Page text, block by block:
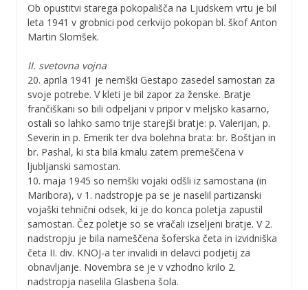
Ob opustitvi starega pokopališča na Ljudskem vrtu je bil
leta 1941 v grobnici pod cerkvijo pokopan bl. škof Anton
Martin Slomšek.
II. svetovna vojna
20. aprila 1941 je nemški Gestapo zasedel samostan za
svoje potrebe. V kleti je bil zapor za ženske. Bratje
frančiškani so bili odpeljani v pripor v meljsko kasarno,
ostali so lahko samo trije starejši bratje: p. Valerijan, p.
Severin in p. Emerik ter dva bolehna brata: br. Boštjan in
br. Pashal, ki sta bila kmalu zatem premeščena v
ljubljanski samostan.
10. maja 1945 so nemški vojaki odšli iz samostana (in
Maribora), v 1. nadstropje pa se je naselil partizanski
vojaški tehnični odsek, ki je do konca poletja zapustil
samostan. Čez poletje so se vračali izseljeni bratje. V 2.
nadstropju je bila nameščena šoferska četa in izvidniška
četa II. div. KNOJ-a ter invalidi in delavci podjetij za
obnavljanje. Novembra se je v vzhodno krilo 2.
nadstropja naselila Glasbena šola.